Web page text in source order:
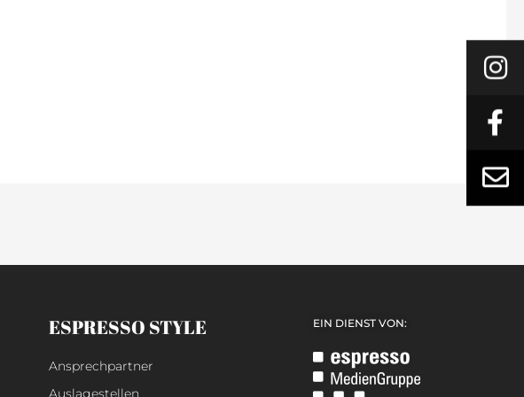
ESPRESSO STYLE
Ansprechpartner
Auslagestellen
EIN DIENST VON: